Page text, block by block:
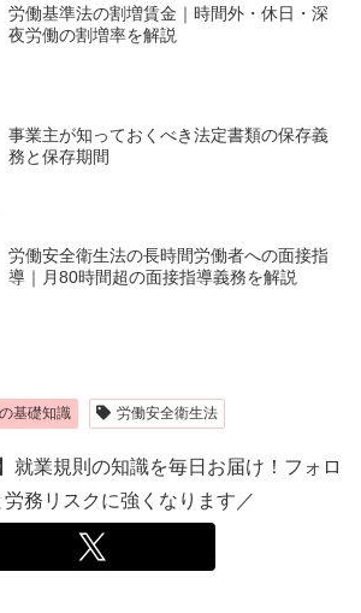
労働基準法の割増賃金｜時間外・休日・深
夜労働の割増率を解説
事業主が知っておくべき法定書類の保存義
務と保存期間
労働安全衛生法の長時間労働者への面接指
導｜月80時間超の面接指導義務を解説
基礎知識 労働安全衛生法
就業規則の知識を毎日お届け！フォロ
労務リスクに強くなります／